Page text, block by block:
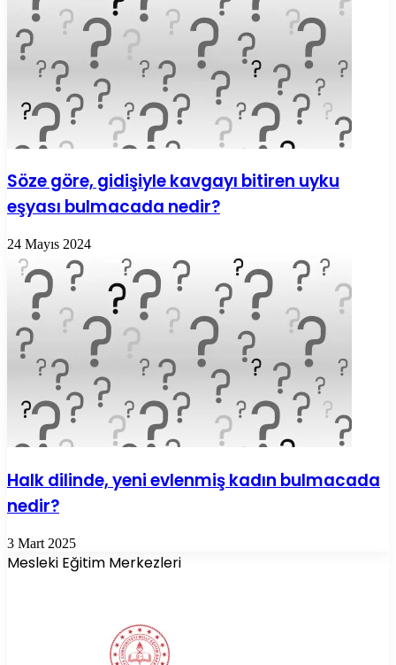
Söze göre, gidişiyle kavgayı bitiren uyku
eşyası bulmacada nedir?
24 Mayıs 2024
Halk dilinde, yeni evlenmiş kadın bulmacada
nedir?
3 Mart 2025
Mesleki Eğitim Merkezleri